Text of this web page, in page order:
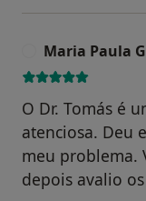
Maria Paula
O Dr. Tomás é
atenciosa. Deu
meu problema.
depois avalio